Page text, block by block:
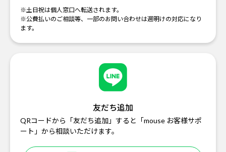
※土日祝は個人窓口へ転送されます。
※公費払いのご相談等、一部のお問い合わせは週明けの対応になり
ます。
友だち追加
QRコードから「友だち追加」すると「mouse お客様サポ
ート」から相談いただけます。